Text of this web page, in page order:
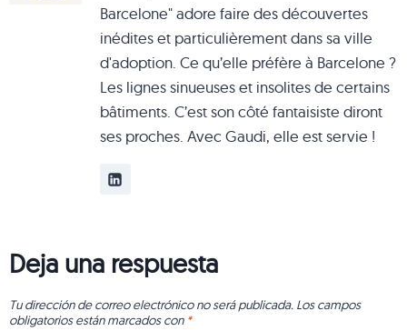
Barcelone" adore faire des découvertes
inédites et particulièrement dans sa ville
d'adoption. Ce qu’elle préfère à Barcelone ?
Les lignes sinueuses et insolites de certains
bâtiments. C’est son côté fantaisiste diront
ses proches. Avec Gaudi, elle est servie !
Deja una respuesta
Tu dirección de correo electrónico no será publicada. Los campos
obligatorios están marcados con *